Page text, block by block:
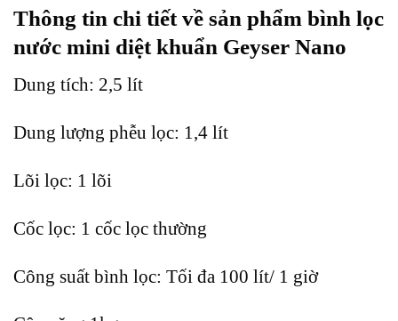
Thông tin chi tiết về sản phẩm bình lọc
nước mini diệt khuẩn Geyser Nano
Dung tích: 2,5 lít
Dung lượng phễu lọc: 1,4 lít
Lõi lọc: 1 lõi
Cốc lọc: 1 cốc lọc thường
Công suất bình lọc: Tối đa 100 lít/ 1 giờ